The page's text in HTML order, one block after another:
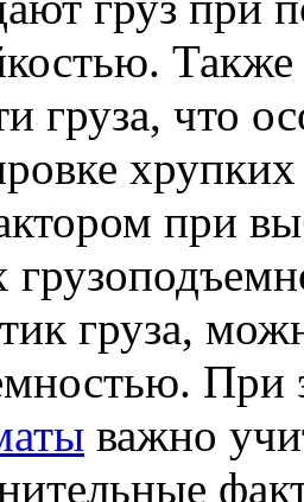
груза, что
при
груза,
При
важно